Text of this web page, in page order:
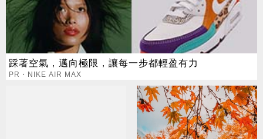
踩著空氣，邁向極限，讓每一步都輕盈有力
PR・NIKE AIR MAX